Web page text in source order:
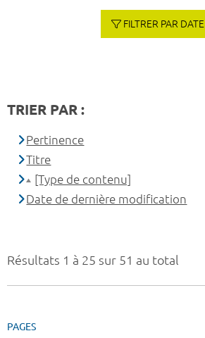
Résultats 1 à 25 sur 51 au total
PAGES
FILTRER PAR DATE
TRIER PAR :
Pertinence
Titre
[Type de contenu]
Date de dernière modification